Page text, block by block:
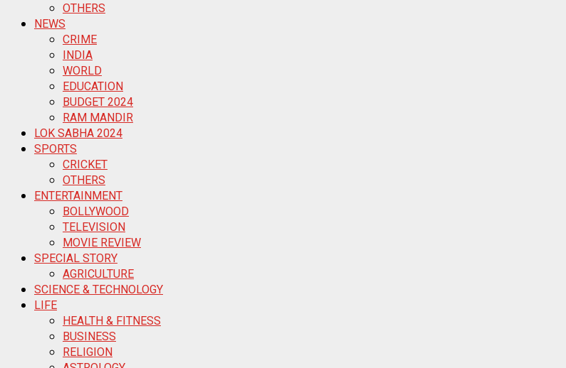
OTHERS
NEWS
CRIME
INDIA
WORLD
EDUCATION
BUDGET 2024
RAM MANDIR
LOK SABHA 2024
SPORTS
CRICKET
OTHERS
ENTERTAINMENT
BOLLYWOOD
TELEVISION
MOVIE REVIEW
SPECIAL STORY
AGRICULTURE
SCIENCE & TECHNOLOGY
LIFE
HEALTH & FITNESS
BUSINESS
RELIGION